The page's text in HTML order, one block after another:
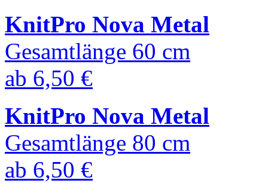
KnitPro Nova Metal
Gesamtlänge 60 cm
ab 6,50 €
KnitPro Nova Metal
Gesamtlänge 80 cm
ab 6,50 €